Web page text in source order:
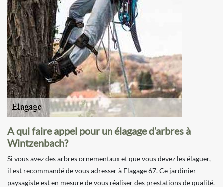
A qui faire appel pour un élagage d’arbres à
Wintzenbach?
Si vous avez des arbres ornementaux et que vous devez les élaguer,
il est recommandé de vous adresser à Elagage 67. Ce jardinier
paysagiste est en mesure de vous réaliser des prestations de qualité.